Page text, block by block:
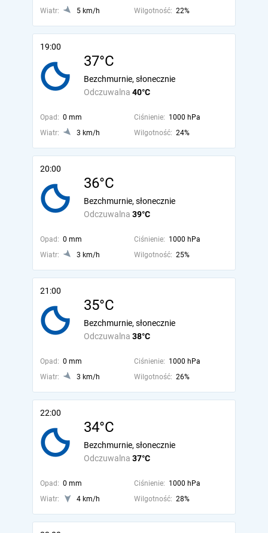
Wiatr:
5 km/h Wilgotność: 22%
19:00
37°C
Odczuwalna 40°C
Bezchmurnie, słonecznie
Opad: 0 mm Ciśnienie: 1000 hPa
Wiatr:
3 km/h Wilgotność: 24%
20:00
36°C
Odczuwalna 39°C
Bezchmurnie, słonecznie
Opad: 0 mm Ciśnienie: 1000 hPa
Wiatr:
3 km/h Wilgotność: 25%
21:00
35°C
Odczuwalna 38°C
Bezchmurnie, słonecznie
Opad: 0 mm Ciśnienie: 1000 hPa
Wiatr:
3 km/h Wilgotność: 26%
22:00
34°C
Odczuwalna 37°C
Bezchmurnie, słonecznie
Opad: 0 mm Ciśnienie: 1000 hPa
Wiatr:
4 km/h Wilgotność: 28%